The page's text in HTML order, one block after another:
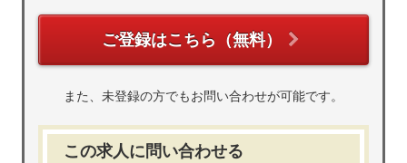
ご登録はこちら（無料）
また、未登録の方でもお問い合わせが可能です。
この求人に問い合わせる